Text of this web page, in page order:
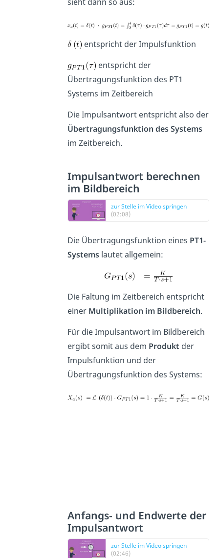
entspricht der Impulsfunktion
entspricht der
Übertragungsfunktion des PT1
Systems im Zeitbereich
Die Impulsantwort entspricht also der
Übertragungsfunktion des Systems
im Zeitbereich.
Impulsantwort berechnen
im Bildbereich
zur Stelle im Video springen
(02:08)
Die Übertragungsfunktion eines PT1-
Systemslautet allgemein:
Die Faltung im Zeitbereich entspricht
einer Multiplikation im Bildbereich.
Für die Impulsantwort im Bildbereich
ergibt somit aus dem Produkt der
Impulsfunktion und der
Übertragungsfunktion des Systems:
Anfangs- und Endwerte der
Impulsantwort
zur Stelle im Video springen
(02:46)